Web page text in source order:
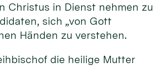
Christus in Dienst nehmen zu
sich „von Gott
Händen zu verstehen.
die heilige Mutter